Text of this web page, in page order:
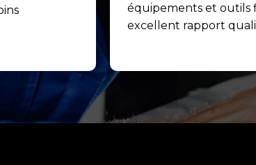
équipements et outils
excellent rapport